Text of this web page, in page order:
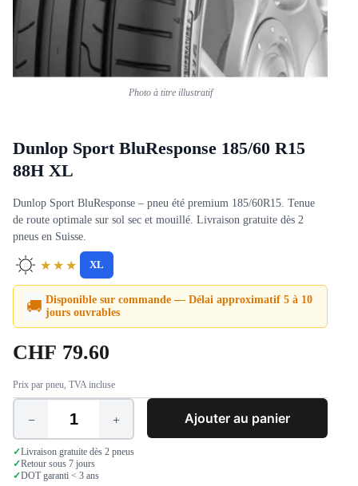
Photo à titre illustratif
Dunlop Sport BluResponse 185/60 R15
88H XL
Dunlop Sport BluResponse – pneu été premium 185/60R15. Tenue
de route optimale sur sol sec et mouillé. Livraison gratuite dès 2
pneus en Suisse.
★★★ XL
🚚 Disponible sur commande — Délai approximatif 5 à 10
jours ouvrables
CHF 79.60
Prix par pneu, TVA incluse
quantité
de
Dunlop
Sport
BluResponse
Ajouter au panier
✓Livraison gratuite dès 2 pneus
✓Retour sous 7 jours
✓DOT garanti < 3 ans